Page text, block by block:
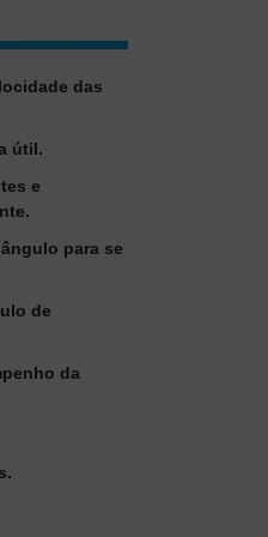
das
útil.
e
para se
de
da